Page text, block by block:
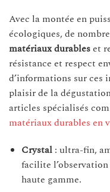
Avec la montée en
écologiques, de
matériaux durableset
résistance et respect
d’informations sur ces
plaisir de la
articles spécialisés
matériaux durables en
Crystal: ultra-fin,
facilite
haute gamme.